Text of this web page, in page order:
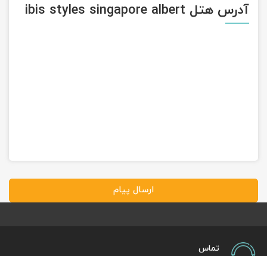
آدرس هتل ibis styles singapore albert
ارسال پیام
تماس